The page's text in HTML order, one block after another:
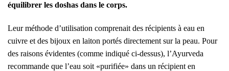
équilibrer les doshas dans le corps.
Leur méthode d’utilisation comprenait des récipients à eau en
cuivre et des bijoux en laiton portés directement sur la peau. Pour
des raisons évidentes (comme indiqué ci-dessus), l’Ayurveda
recommande que l’eau soit «purifiée» dans un récipient en